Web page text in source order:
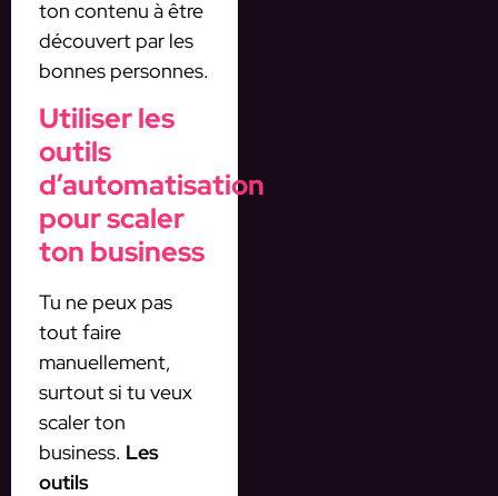
ton contenu à être
découvert par les
bonnes personnes.
Utiliser les
outils
d’automatisation
pour scaler
ton business
Tu ne peux pas
tout faire
manuellement,
surtout si tu veux
scaler ton
business. Les
outils